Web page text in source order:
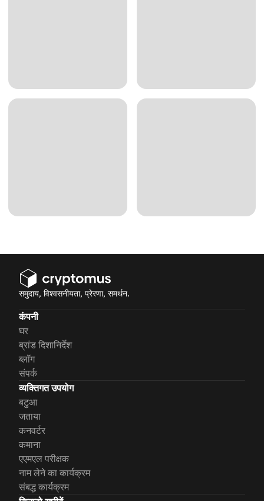
समुदाय, विश्वसनीयता, प्रेरणा, समर्थन.
कंपनी
घर
ब्रांड दिशानिर्देश
ब्लॉग
संपर्क
व्यक्तिगत उपयोग
बटुआ
जताया
कनवर्टर
कमाना
एएमएल परीक्षक
नाम लेने का कार्यक्रम
संबद्ध कार्यक्रम